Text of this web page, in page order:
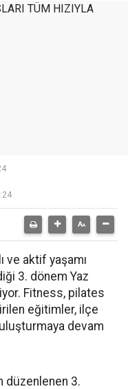
ve aktif yaşamı
3. dönem Yaz
Fitness, pilates
eğitimler, ilçe
devam
düzenlenen 3.